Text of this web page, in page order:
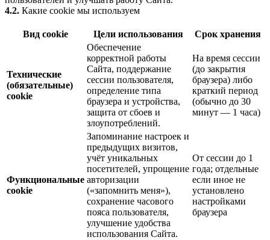
4.2. Какие cookie мы используем
Вид cookie Цели использования Срок хранения
Технические
(обязательные)
cookie
Обеспечение
корректной работы
Сайта, поддержание
сессии пользователя,
определение типа
браузера и устройства,
защита от сбоев и
злоупотреблений.
На время сессии
(до закрытия
браузера) либо
краткий период
(обычно до 30
минут — 1 часа)
Функциональные
cookie
Запоминание настроек и
предыдущих визитов,
учёт уникальных
посетителей, упрощение
авторизации
(«запомнить меня»),
сохранение часового
пояса пользователя,
улучшение удобства
использования Сайта.
От сессии до 1
года; отдельные
если иное не
установлено
настройками
браузера